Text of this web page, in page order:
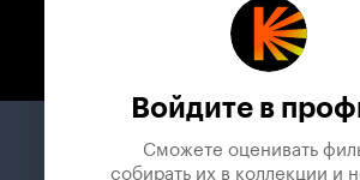
Телепрограмма
Служба поддержки
Войдите в
Сможете оценивать
собирать их в коллекции и